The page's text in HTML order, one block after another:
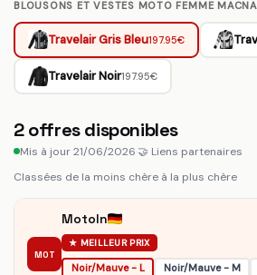
BLOUSONS ET VESTES MOTO FEMME MACNA
Travelair Gris Bleu197.95€
Travelair Noir197.95€
2 offres disponibles
Mis à jour 21/06/2026🤝 Liens partenaires
Classées de la moins chère à la plus chère
MOT
MotoIn
★ MEILLEUR PRIX
Noir/Mauve - L Noir/Mauve - M